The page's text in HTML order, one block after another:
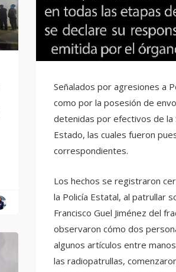
Señalados por agresiones a
como por la posesión de
detenidas por efectivos de la
Estado, las cuales fueron
correspondientes.
Los hechos se registraron
la Policía Estatal, al patrullar
Francisco Guel Jiménez del
observaron cómo dos
algunos artículos entre
las radiopatrullas,